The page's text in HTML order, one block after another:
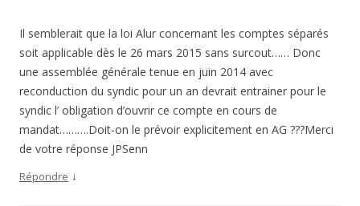
Il semblerait que la loi Alur concernant les comptes séparés
soit applicable dès le 26 mars 2015 sans surcout…… Donc
une assemblée générale tenue en juin 2014 avec
reconduction du syndic pour un an devrait entrainer pour le
syndic l’ obligation d’ouvrir ce compte en cours de
mandat……….Doit-on le prévoir explicitement en AG ???Merci
de votre réponse JPSenn
Répondre ↓